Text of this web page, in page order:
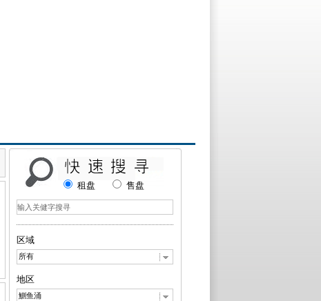
租盘 售盘
区域
所有
地区
鰂鱼涌